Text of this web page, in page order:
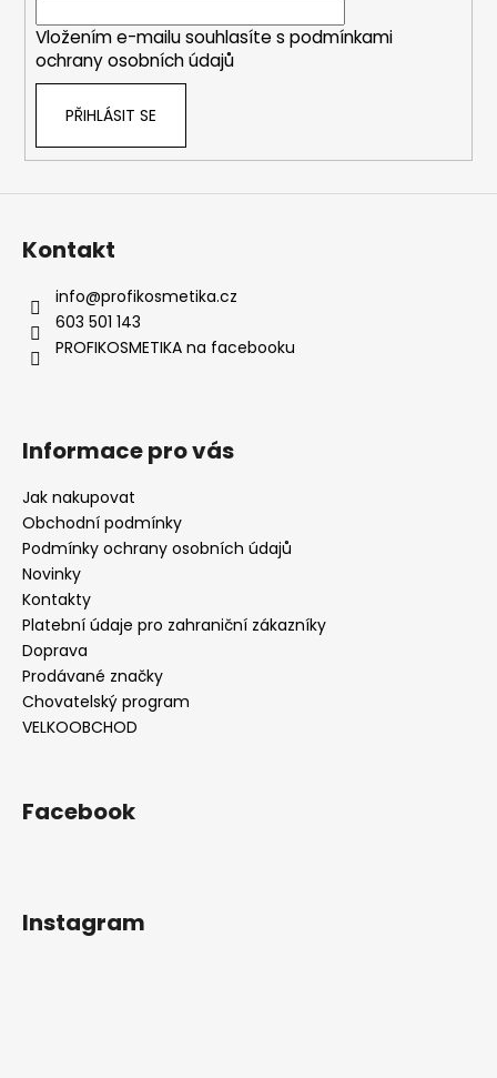
Vložením e-mailu souhlasíte s podmínkami
ochrany osobních údajů
PŘIHLÁSIT SE
Kontakt
info@profikosmetika.cz
603 501 143
PROFIKOSMETIKA na facebooku
Informace pro vás
Jak nakupovat
Obchodní podmínky
Podmínky ochrany osobních údajů
Novinky
Kontakty
Platební údaje pro zahraniční zákazníky
Doprava
Prodávané značky
Chovatelský program
VELKOOBCHOD
Facebook
Instagram